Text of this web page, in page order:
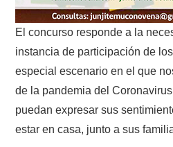
El concurso responde a la
instancia de participación de
especial escenario en el que
de la pandemia del
puedan expresar sus
estar en casa, junto a sus